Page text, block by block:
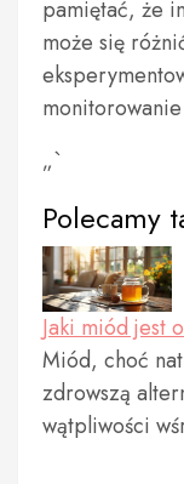
pamiętać, że
może się
„`
Polecamy
Jaki miód jest
Miód, choć
zdrowszą
wątpliwości